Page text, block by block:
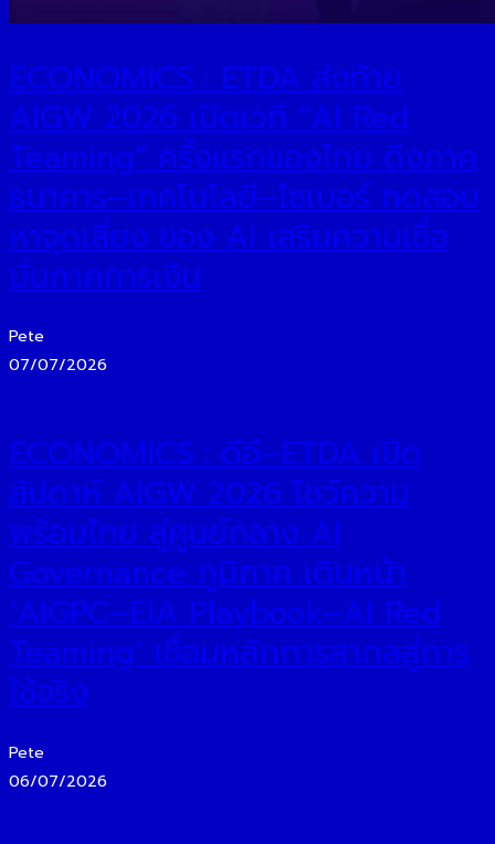
ECONOMICS : ETDA ส่งท้าย
AIGW 2026 เปิดเวที “AI Red
Teaming” ครั้งแรกของไทย ดึงภาค
ธนาคาร–เทคโนโลยี–ไซเบอร์ ทดสอบ
หาจุดเสี่ยง ของ AI เสริมความเชื่อ
มั่นภาคการเงิน
Pete
07/07/2026
ECONOMICS : ดีอี–ETDA เปิด
สัปดาห์ AIGW 2026 โชว์ความ
พร้อมไทย สู่ศูนย์กลาง AI
Governance ภูมิภาค เดินหน้า
‘AIGPC–EIA Playbook–AI Red
Teaming’ เชื่อมหลักการสากลสู่การ
ใช้จริง
Pete
06/07/2026